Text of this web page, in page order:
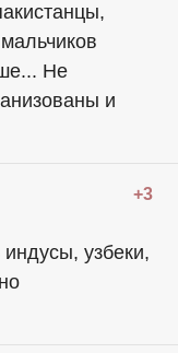
Не
и
+3
узбеки,